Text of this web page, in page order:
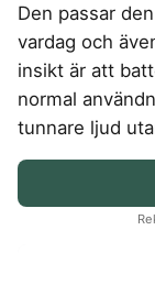
Gaming Skärm
Gaming
Gamingbord
Gamingmus
Gamingstol
Mobilt bredband
TV
Ashwagandha
Berberine
Kollagen
Lions mane
SPORT
Driver
Golfklocka
Golfset
Träningsklocka
Liten studsmatta
Nedgrävd
Oval
Rektangulär
Stor studsmatta
Den passar
vardag och
insikt är att
normal
tunnare ljud